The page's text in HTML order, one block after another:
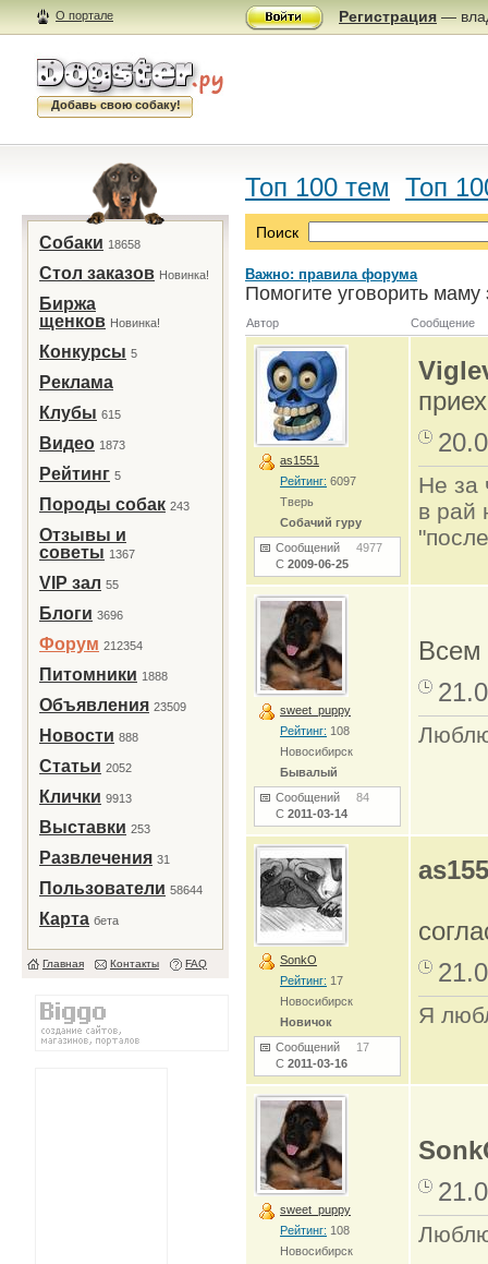
О портале Регистрация —
Добавь свою собаку!
Собаки 18658
Стол заказов Новинка!
Биржа
щенков Новинка!
Конкурсы 5
Реклама
Клубы 615
Видео 1873
Рейтинг 5
Породы собак 243
Отзывы и
советы 1367
VIP зал 55
Блоги 3696
Форум 212354
Питомники 1888
Объявления 23509
Новости 888
Статьи 2052
Клички 9913
Выставки 253
Развлечения 31
Пользователи 58644
Карта бета
Главная Контакты FAQ
Топ 100 тем Топ
Поиск
Важно: правила форума
Помогите уговорить маму
Автор Сообщение
as1551
Рейтинг: 6097
Тверь
Собачий гуру
Сообщений 4977
С 2009-06-25
Не за
в рай
sweet_puppy
Рейтинг: 108
Новосибирск
Бывалый
Сообщений 84
С 2011-03-14
Всем
SonkO
Рейтинг: 17
Новосибирск
Новичок
Сообщений 17
С 2011-03-16
Я
sweet_puppy
Рейтинг: 108
Новосибирск